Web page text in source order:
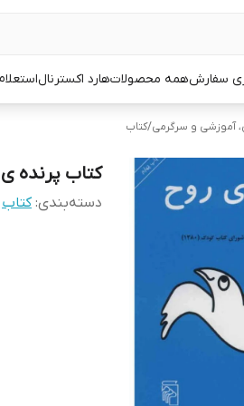
سفارشهمه محصولاتهارد اکسترنال
آموزشی و سرگرمی/کتاب
کتاب پرنده
دسته‌بندی:کتاب